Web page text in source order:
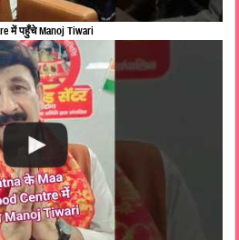
में पहुँचे Manoj Tiwari